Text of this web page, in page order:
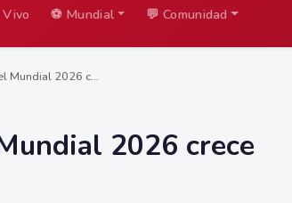
Vivo ⚽ Mundial 💬 Comunidad
Mundial 2026 c...
2026 crece